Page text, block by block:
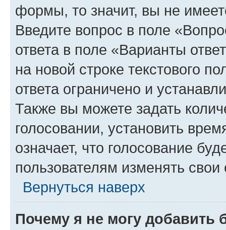
формы, то значит, вы не
Введите вопрос в поле
ответа в поле «Варианты
на новой строке текстового
ответа ограничено и
Также вы можете задать
голосовании, установить
означает, что голосование
пользователям изменять свои
Вернуться наверх
Почему я не могу добавить